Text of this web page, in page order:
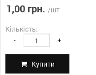
1,00 грн. /шт
Кількість:
- +
Купити